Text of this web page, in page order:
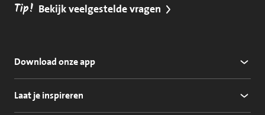
Tip! Bekijk veelgestelde vragen
Download onze app
Laat je inspireren